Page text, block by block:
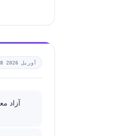
8 آوریل 2026